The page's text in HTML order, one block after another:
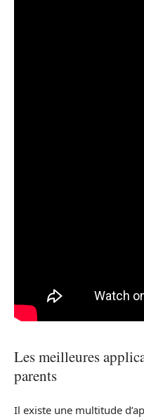
Les meilleures
parents
Il existe une multitude